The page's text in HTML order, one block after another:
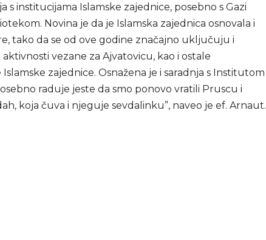
s institucijama Islamske zajednice, posebno s Gazi
Novina je da je Islamska zajednica osnovala i
tako da se od ove godine značajno uključuju i
vezane za Ajvatovicu, kao i ostale
zajednice. Osnažena je i saradnja s Institutom
raduje jeste da smo ponovo vratili Pruscu i
koja čuva i njeguje sevdalinku”, naveo je ef. Arnaut.